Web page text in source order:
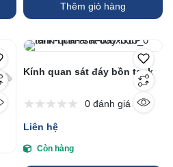
Thêm giỏ hàng
Kính quan sát đáy bồn tank
0 đánh giá
Liên hệ
Còn hàng